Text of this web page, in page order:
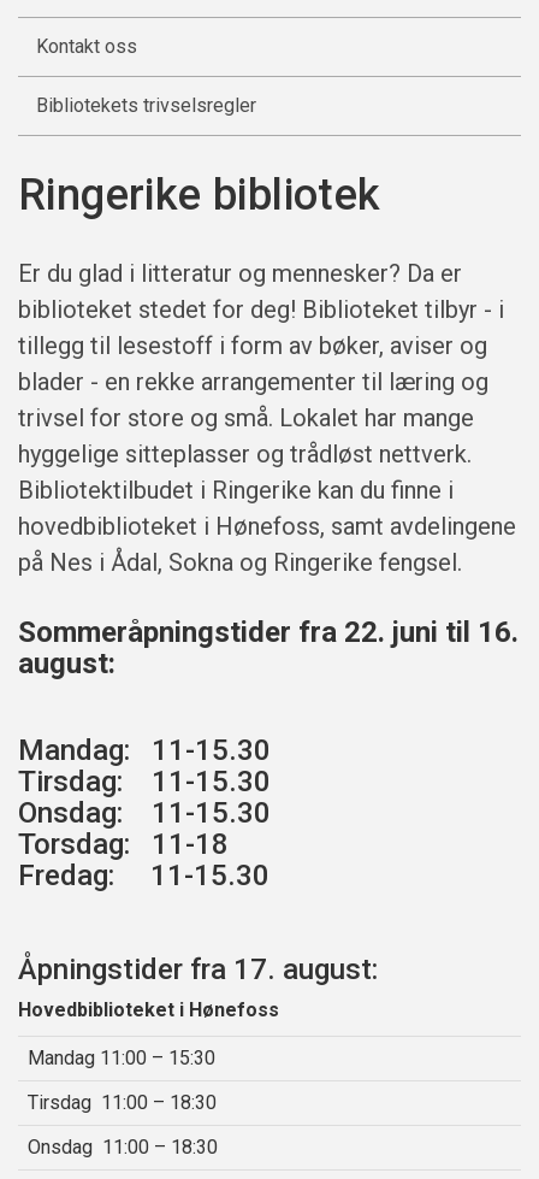
Kontakt oss
Bibliotekets trivselsregler
Ringerike bibliotek
Er du glad i litteratur og mennesker? Da er
biblioteket stedet for deg! Biblioteket tilbyr - i
tillegg til lesestoff i form av bøker, aviser og
blader - en rekke arrangementer til læring og
trivsel for store og små. Lokalet har mange
hyggelige sitteplasser og trådløst nettverk.
Bibliotektilbudet i Ringerike kan du finne i
hovedbiblioteket i Hønefoss, samt avdelingene
på Nes i Ådal, Sokna og Ringerike fengsel.
Sommeråpningstider fra 22. juni til 16.
august:
Mandag: 11-15.30
Tirsdag: 11-15.30
Onsdag: 11-15.30
Torsdag: 11-18
Fredag: 11-15.30
Åpningstider fra 17. august:
Hovedbiblioteket i Hønefoss
Mandag 11:00 – 15:30
Tirsdag 11:00 – 18:30
Onsdag 11:00 – 18:30